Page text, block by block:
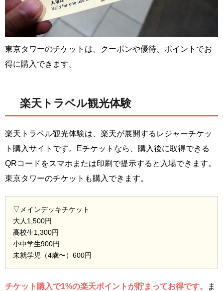
東京タワーのチケットは、クーポンや優待、ポイントでお
得に購入できます。
楽天トラベル観光体験
楽天トラベル観光体験は、楽天が展開するレジャーチケッ
ト購入サイトです。Eチケットなら、購入後に取得できる
QRコードをスマホまたは印刷で提示すると入場できます。
東京タワーのチケットも購入できます。
▽メインデッキチケット
大人1,500円
高校生1,300円
小中学生900円
未就学児（4歳〜）600円
チケット購入で1%の楽天ポイントが貯まってお得です。 ま